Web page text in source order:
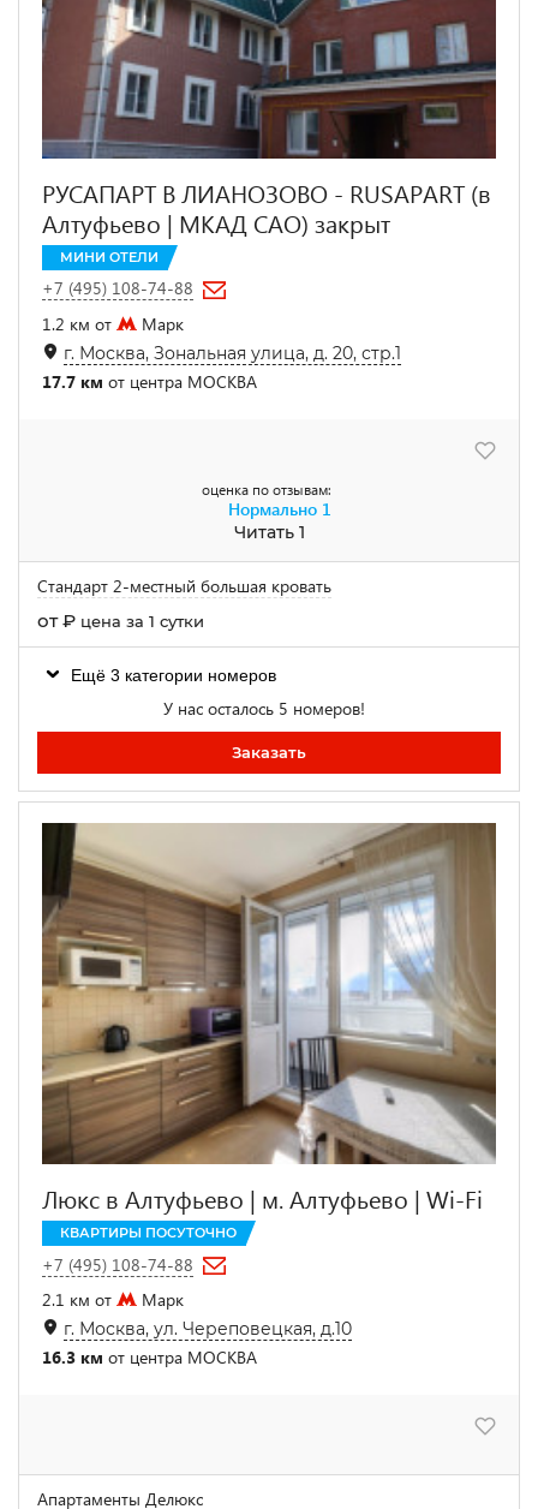
РУСАПАРТ В ЛИАНОЗОВО - RUSAPART (в
Алтуфьево | МКАД САО) закрыт
МИНИ ОТЕЛИ
+7 (495) 108-74-88
1.2 км от
Марк
г. Москва, Зональная улица, д. 20, стр.1
17.7 км от центра МОСКВА
оценка по отзывам:
Нормально 1
Читать 1
Стандарт 2-местный большая кровать
от₽ цена за 1 сутки
Ещё 3 категории номеров
У нас осталось 5 номеров!
Заказать
Люкс в Алтуфьево | м. Алтуфьево | Wi-Fi
КВАРТИРЫ ПОСУТОЧНО
+7 (495) 108-74-88
2.1 км от
Марк
г. Москва, ул. Череповецкая, д.10
16.3 км от центра МОСКВА
Апартаменты Делюкс